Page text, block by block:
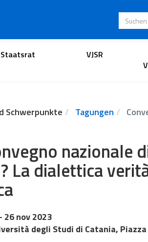
Anwaltsportal
Staatsrat VJSR
Schwerpunkte Tagungen
nazionale
La dialettica
- 26 nov 2023
degli Studi di Catania,